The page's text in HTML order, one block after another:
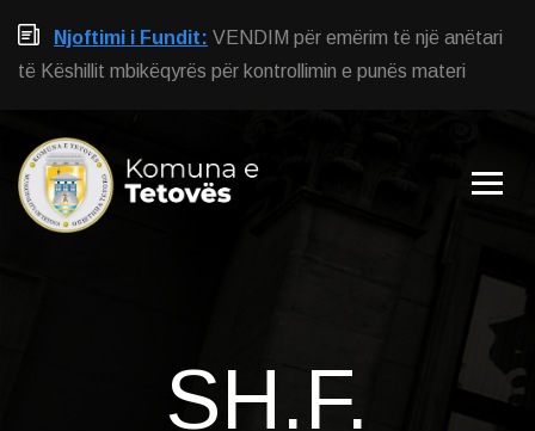
Njoftimi i Fundit: VENDIM për emërim të një anëtari
të Këshillit mbikëqyrës për kontrollimin e punës materi
SH.F.